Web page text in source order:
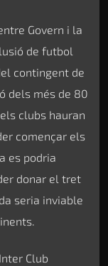
Govern i la
de futbol
contingent de
dels més de 80
clubs hauran
començar els
es podria
donar el tret
seria inviable
Club